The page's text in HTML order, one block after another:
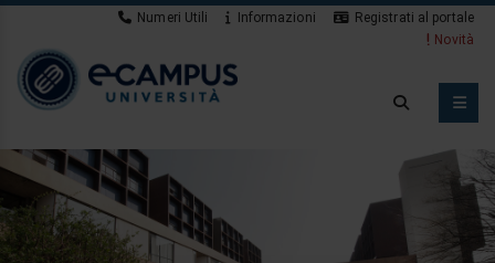
Numeri Utili Informazioni
Registrati al portale
Novità